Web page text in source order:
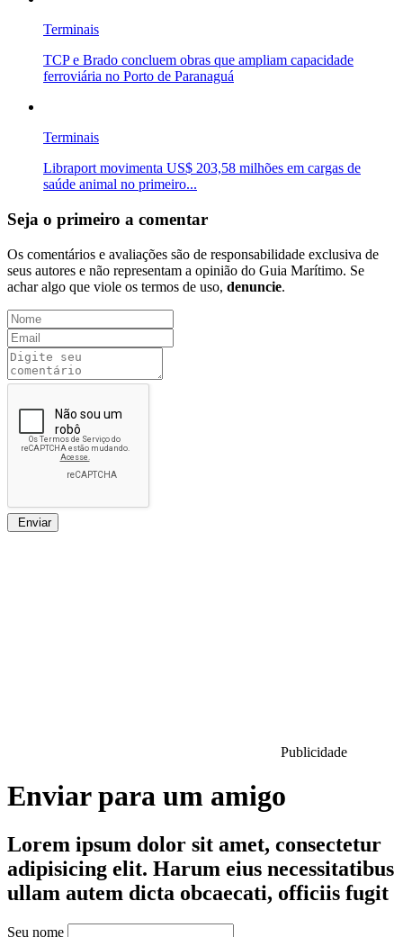
Terminais
TCP e Brado concluem obras que ampliam capacidade
ferroviária no Porto de Paranaguá
Terminais
Libraport movimenta US$ 203,58 milhões em cargas de
saúde animal no primeiro...
Seja o primeiro a comentar
Os comentários e avaliações são de responsabilidade exclusiva de
seus autores e não representam a opinião do Guia Marítimo. Se
achar algo que viole os termos de uso, denuncie.
Enviar
Publicidade
Enviar para um amigo
Lorem ipsum dolor sit amet, consectetur
adipisicing elit. Harum eius necessitatibus
ullam autem dicta obcaecati, officiis fugit
Seu nome